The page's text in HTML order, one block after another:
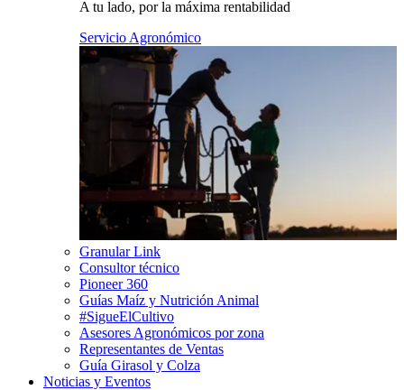
A tu lado, por la máxima rentabilidad
Servicio Agronómico
Granular Link
Consultor técnico
Pioneer 360
Guías Maíz y Nutrición Animal
#SigueElCultivo
Asesores Agronómicos por zona
Representantes de Ventas
Guía Girasol y Colza
Noticias y Eventos